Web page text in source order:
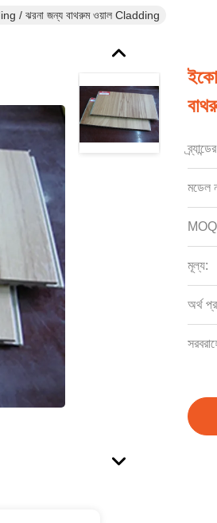
/ ঝরনা জন্য বাথরুম ওয়াল Cladding
মডেল
মূল্য:
অর্থ